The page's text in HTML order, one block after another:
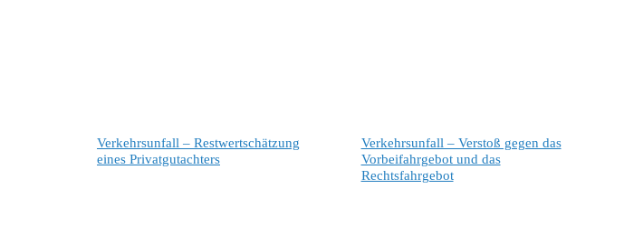
Verkehrsunfall – Restwertschätzung
eines Privatgutachters
Verkehrsunfall – Verstoß gegen das
Vorbeifahrgebot und das
Rechtsfahrgebot